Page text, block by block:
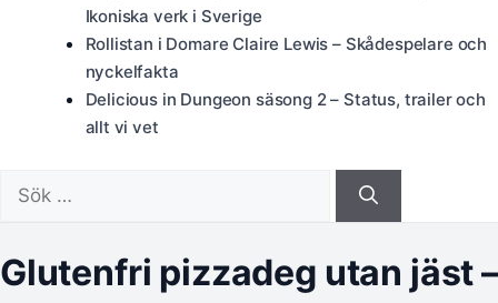
Ikoniska verk i Sverige
Rollistan i Domare Claire Lewis – Skådespelare och
nyckelfakta
Delicious in Dungeon säsong 2 – Status, trailer och
allt vi vet
efter:
Glutenfri pizzadeg utan jäst